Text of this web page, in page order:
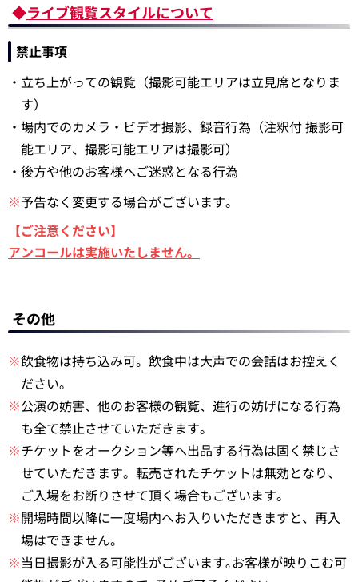
◆ライブ観覧スタイルについて
禁止事項
・立ち上がっての観覧（撮影可能エリアは立見席となりま
す）
・場内でのカメラ・ビデオ撮影、録音行為（注釈付 撮影可
能エリア、撮影可能エリアは撮影可）
・後方や他のお客様へご迷惑となる行為
※予告なく変更する場合がございます。
【ご注意ください】
アンコールは実施いたしません。
その他
※飲食物は持ち込み可。飲食中は大声での会話はお控えく
ださい。
※公演の妨害、他のお客様の観覧、進行の妨げになる行為
も全て禁止させていただきます。
※チケットをオークション等へ出品する行為は固く禁じさ
せていただきます。転売されたチケットは無効となり、
ご入場をお断りさせて頂く場合もございます。
※開場時間以降に一度場内へお入りいただきますと、再入
場はできません。
※当日撮影が入る可能性がございます｡お客様が映りこむ可